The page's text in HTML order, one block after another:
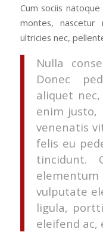
Cum sociis
montes, nascetur
ultricies nec,
Nulla
Donec
aliquet
enim justo,
venenatis
felis eu
tincidunt.
vulputate
ligula,
eleifend ac,